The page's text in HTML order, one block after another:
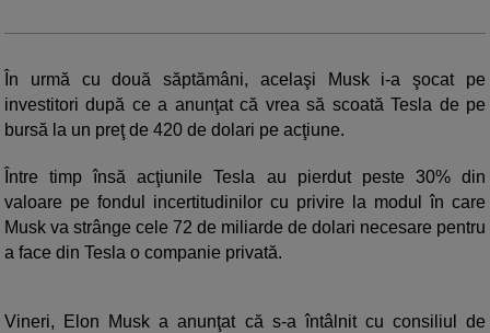
În urmă cu două săptămâni, acelaşi Musk i-a şocat pe
investitori după ce a anunţat că vrea să scoată Tesla de pe
bursă la un preţ de 420 de dolari pe acţiune.
Între timp însă acţiunile Tesla au pierdut peste 30% din
valoare pe fondul incertitudinilor cu privire la modul în care
Musk va strânge cele 72 de miliarde de dolari necesare pentru
a face din Tesla o companie privată.
Vineri, Elon Musk a anunţat că s-a întâlnit cu consiliul de